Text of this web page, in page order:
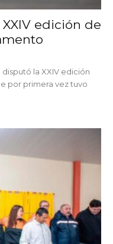
edición de
disputó la XXIV edición
por primera vez tuvo